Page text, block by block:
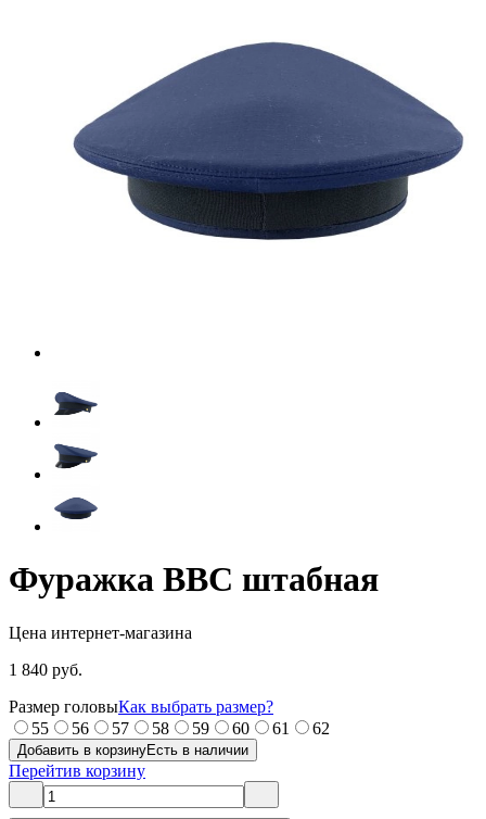
Фуражка ВВС штабная
Цена интернет-магазина
1 840 руб.
Размер головыКак выбрать размер?
55
56 57 58 59 60 61 62
Добавить в корзинуЕсть в наличии
Перейтив корзину